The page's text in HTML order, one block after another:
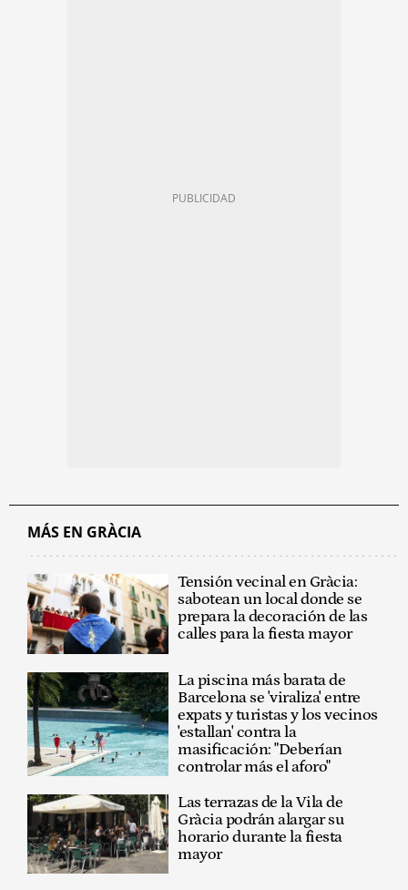
MÁS EN GRÀCIA
Tensión vecinal en Gràcia:
sabotean un local donde se
prepara la decoración de las
calles para la fiesta mayor
La piscina más barata de
Barcelona se 'viraliza' entre
expats y turistas y los vecinos
'estallan' contra la
masificación: "Deberían
controlar más el aforo"
Las terrazas de la Vila de
Gràcia podrán alargar su
horario durante la fiesta
mayor